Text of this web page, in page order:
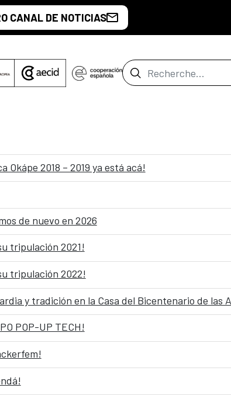
CANAL DE NOTICIAS
Barre de
Okápe 2018 – 2019 ya está acá!
de nuevo en 2026
tripulación 2021!
tripulación 2022!
y tradición en la Casa del Bicentenario de las
POP-UP TECH!